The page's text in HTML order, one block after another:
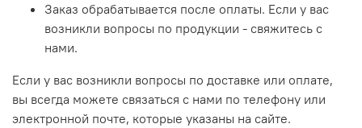
Заказ обрабатывается после оплаты. Если у вас
возникли вопросы по продукции - свяжитесь с
нами.
Если у вас возникли вопросы по доставке или оплате,
вы всегда можете связаться с нами по телефону или
электронной почте, которые указаны на сайте.